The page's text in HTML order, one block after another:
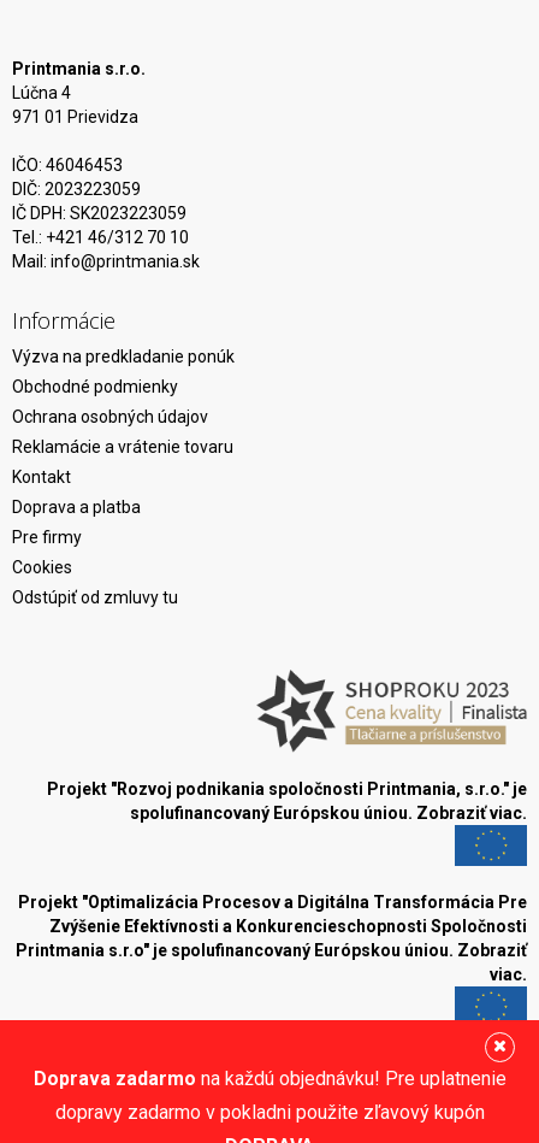
Doprava zadarmo na každú objednávku! Pre uplatnenie
dopravy zadarmo v pokladni použite zľavový kupón
Printmania s.r.o.
Lúčna 4
971 01 Prievidza
IČO: 46046453
DIČ: 2023223059
IČ DPH: SK2023223059
Tel.: +421 46/312 70 10
Mail: info@printmania.sk
Informácie
Výzva na predkladanie ponúk
Obchodné podmienky
Ochrana osobných údajov
Reklamácie a vrátenie tovaru
Kontakt
Doprava a platba
Pre firmy
Cookies
Odstúpiť od zmluvy tu
Projekt "Rozvoj podnikania spoločnosti Printmania, s.r.o." je
spolufinancovaný Európskou úniou. Zobraziť viac.
Projekt "Optimalizácia Procesov a Digitálna Transformácia Pre
Zvýšenie Efektívnosti a Konkurencieschopnosti Spoločnosti
Printmania s.r.o" je spolufinancovaný Európskou úniou. Zobraziť
viac.
Blog